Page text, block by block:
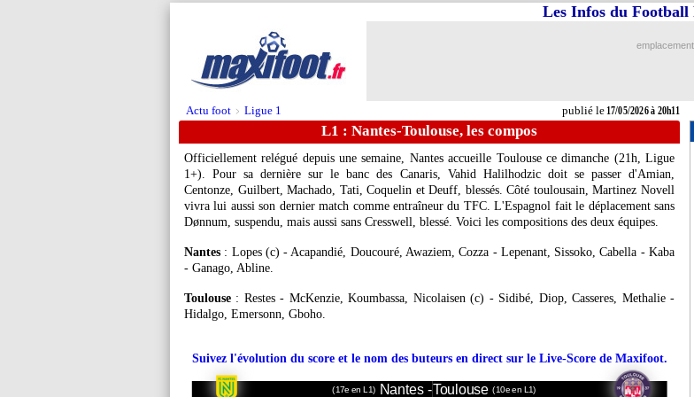
Actu foot > Ligue 1 publié le17/05/2026 à 20h11
Les Infos du
L1 : Nantes-Toulouse, les compos
Officiellement relégué depuis une semaine, Nantes accueille Toulouse ce dimanche (21h, Ligue
1+). Pour sa dernière sur le banc des Canaris, Vahid Halilhodzic doit se passer d'Amian,
Centonze, Guilbert, Machado, Tati, Coquelin et Deuff, blessés. Côté toulousain, Martinez Novell
vivra lui aussi son dernier match comme entraîneur du TFC. L'Espagnol fait le déplacement sans
Dønnum, suspendu, mais aussi sans Cresswell, blessé. Voici les compositions des deux équipes.
Nantes : Lopes (c) - Acapandié, Doucouré, Awaziem, Cozza - Lepenant, Sissoko, Cabella - Kaba
- Ganago, Abline.
Toulouse : Restes - McKenzie, Koumbassa, Nicolaisen (c) - Sidibé, Diop, Casseres, Methalie -
Hidalgo, Emersonn, Gboho.
Suivez l'évolution du score et le nom des buteurs en direct sur le Live-Score de Maxifoot.
(17e en L1) Nantes -Toulouse (10e en L1)